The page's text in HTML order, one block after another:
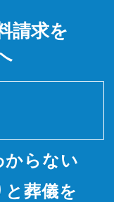
請求を
からない
葬儀を